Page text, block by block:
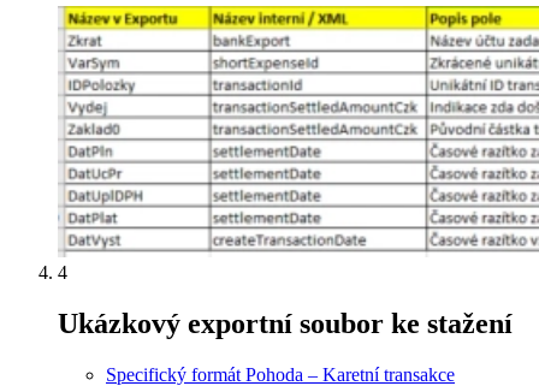
4
Ukázkový exportní soubor ke stažení
Specifický formát Pohoda – Karetní transakce